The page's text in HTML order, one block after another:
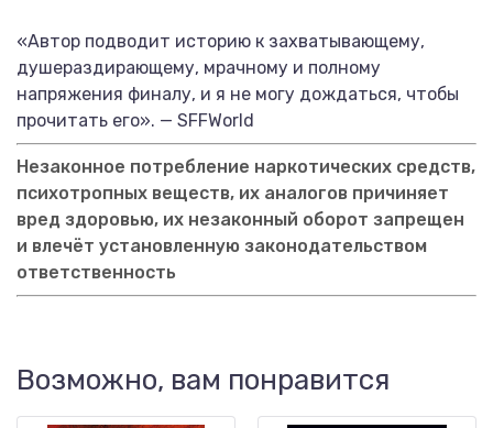
«Автор подводит историю к захватывающему,
душераздирающему, мрачному и полному
напряжения финалу, и я не могу дождаться, чтобы
прочитать его». — SFFWorld
Незаконное потребление наркотических средств,
психотропных веществ, их аналогов причиняет
вред здоровью, их незаконный оборот запрещен
и влечёт установленную законодательством
ответственность
Возможно, вам понравится